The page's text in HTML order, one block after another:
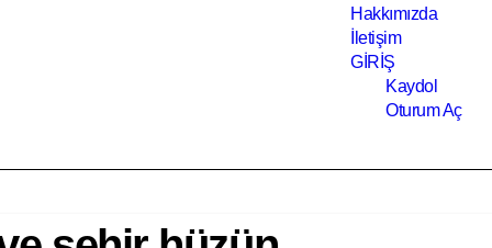
Hakkımızda
İletişim
GİRİŞ
Kaydol
Oturum Aç